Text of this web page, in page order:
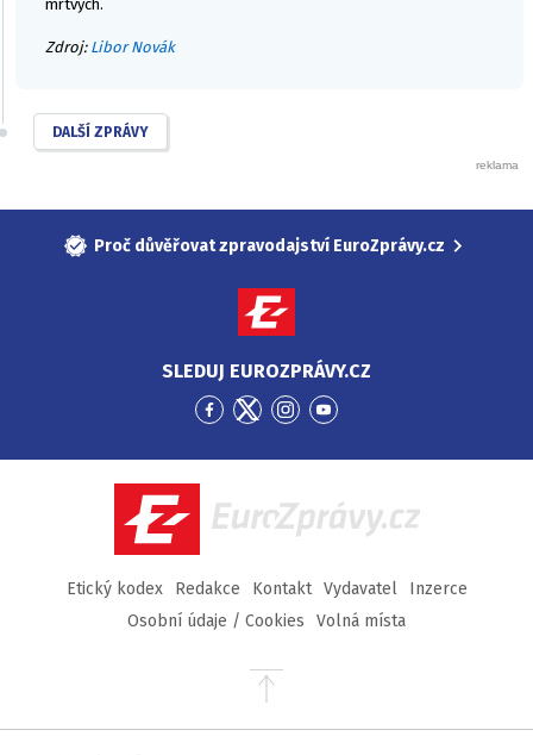
mrtvých.
Zdroj: Libor Novák
DALŠÍ ZPRÁVY
Proč důvěřovat zpravodajství EuroZprávy.cz
SLEDUJ EUROZPRÁVY.CZ
Přejít
Facebook
Přejít
Twitter
Přejít
Instagram
Přejít
YouTube
EuroZprávy.cz
Etický kodex Redakce Kontakt Vydavatel
Inzerce
Osobní údaje / Cookies
Volná místa
Přejít
stránky